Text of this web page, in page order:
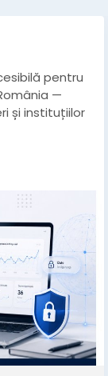
pentru
—
și instituțiilor
de e-mail de
fi
care
firmă
fondată în
de
la
și
de bază